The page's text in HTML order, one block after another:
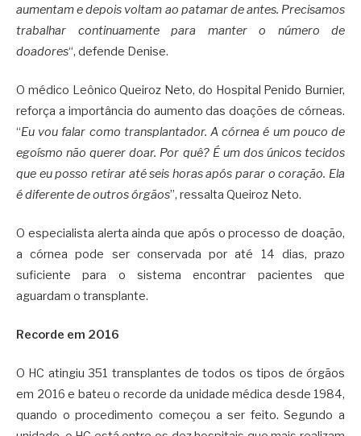
aumentam e depois voltam ao patamar de antes. Precisamos
trabalhar continuamente para manter o número de
doadores“, defende Denise.
O médico Leônico Queiroz Neto, do Hospital Penido Burnier,
reforça a importância do aumento das doações de córneas.
“Eu vou falar como transplantador. A córnea é um pouco de
egoísmo não querer doar. Por quê? É um dos únicos tecidos
que eu posso retirar até seis horas após parar o coração. Ela
é diferente de outros órgãos”, ressalta Queiroz Neto.
O especialista alerta ainda que após o processo de doação,
a córnea pode ser conservada por até 14 dias, prazo
suficiente para o sistema encontrar pacientes que
aguardam o transplante.
Recorde em 2016
O HC atingiu 351 transplantes de todos os tipos de órgãos
em 2016 e bateu o recorde da unidade médica desde 1984,
quando o procedimento começou a ser feito. Segundo a